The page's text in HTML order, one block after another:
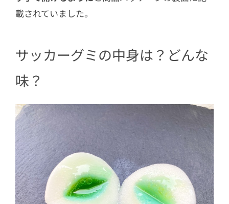
載されていました。
サッカーグミの中身は？どんな
味？